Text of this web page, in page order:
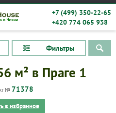
+7 (499) 350-22-65
+420 774 065 938
Фильтры
м² в Праге 1
№ 71378
в избранное